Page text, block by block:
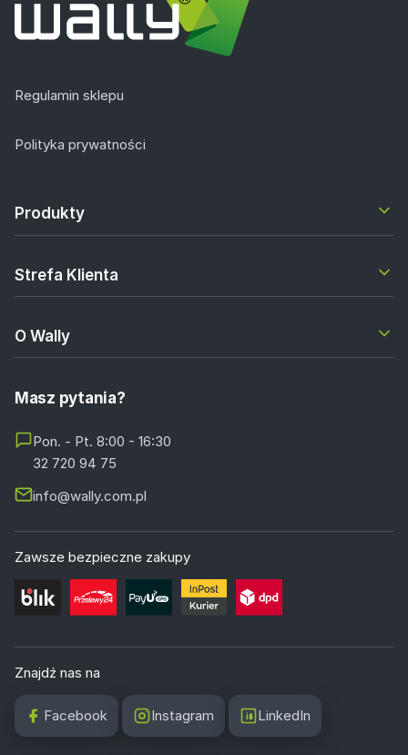
Regulamin sklepu
Polityka prywatności
Produkty
Strefa Klienta
O Wally
Masz pytania?
Pon. - Pt. 8:00 - 16:30
32 720 94 75
info@wally.com.pl
Zawsze bezpieczne zakupy
Znajdź nas na
Facebook Instagram LinkedIn